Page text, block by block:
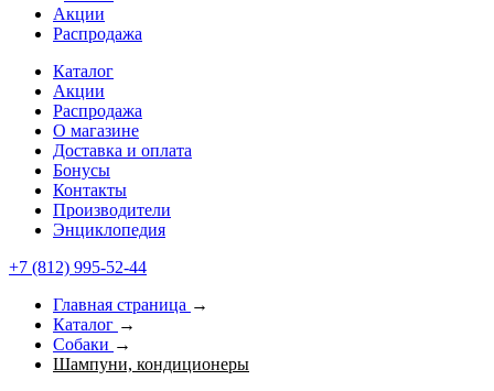
Акции
Распродажа
Каталог
Акции
Распродажа
О магазине
Доставка и оплата
Бонусы
Контакты
Производители
Энциклопедия
+7 (812) 995-52-44
Главная страница →
Каталог →
Собаки →
Шампуни, кондиционеры